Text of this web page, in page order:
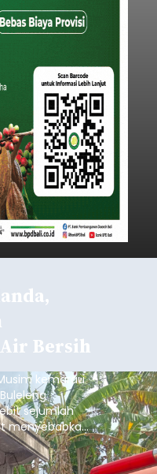
Bersih
kemarau
sejumlah
menyebabkan
terutama